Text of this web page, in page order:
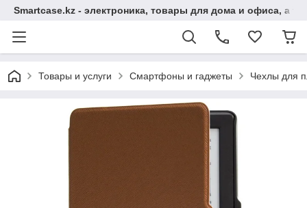
Smartcase.kz - электроника, товары для дома и офиса, а
Товары и услуги Смартфоны и гаджеты Чехлы для